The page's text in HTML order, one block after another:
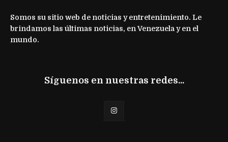
Somos su sitio web de noticias y entretenimiento. Le
brindamos las últimas noticias, en Venezuela y en el
mundo.
Síguenos en nuestras redes...